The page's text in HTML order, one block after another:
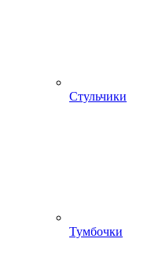
Стульчики
Тумбочки